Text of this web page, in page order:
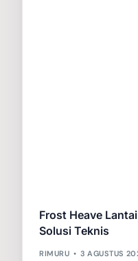
Frost Heave
Solusi Teknis
RIMURU 3 AGUSTUS